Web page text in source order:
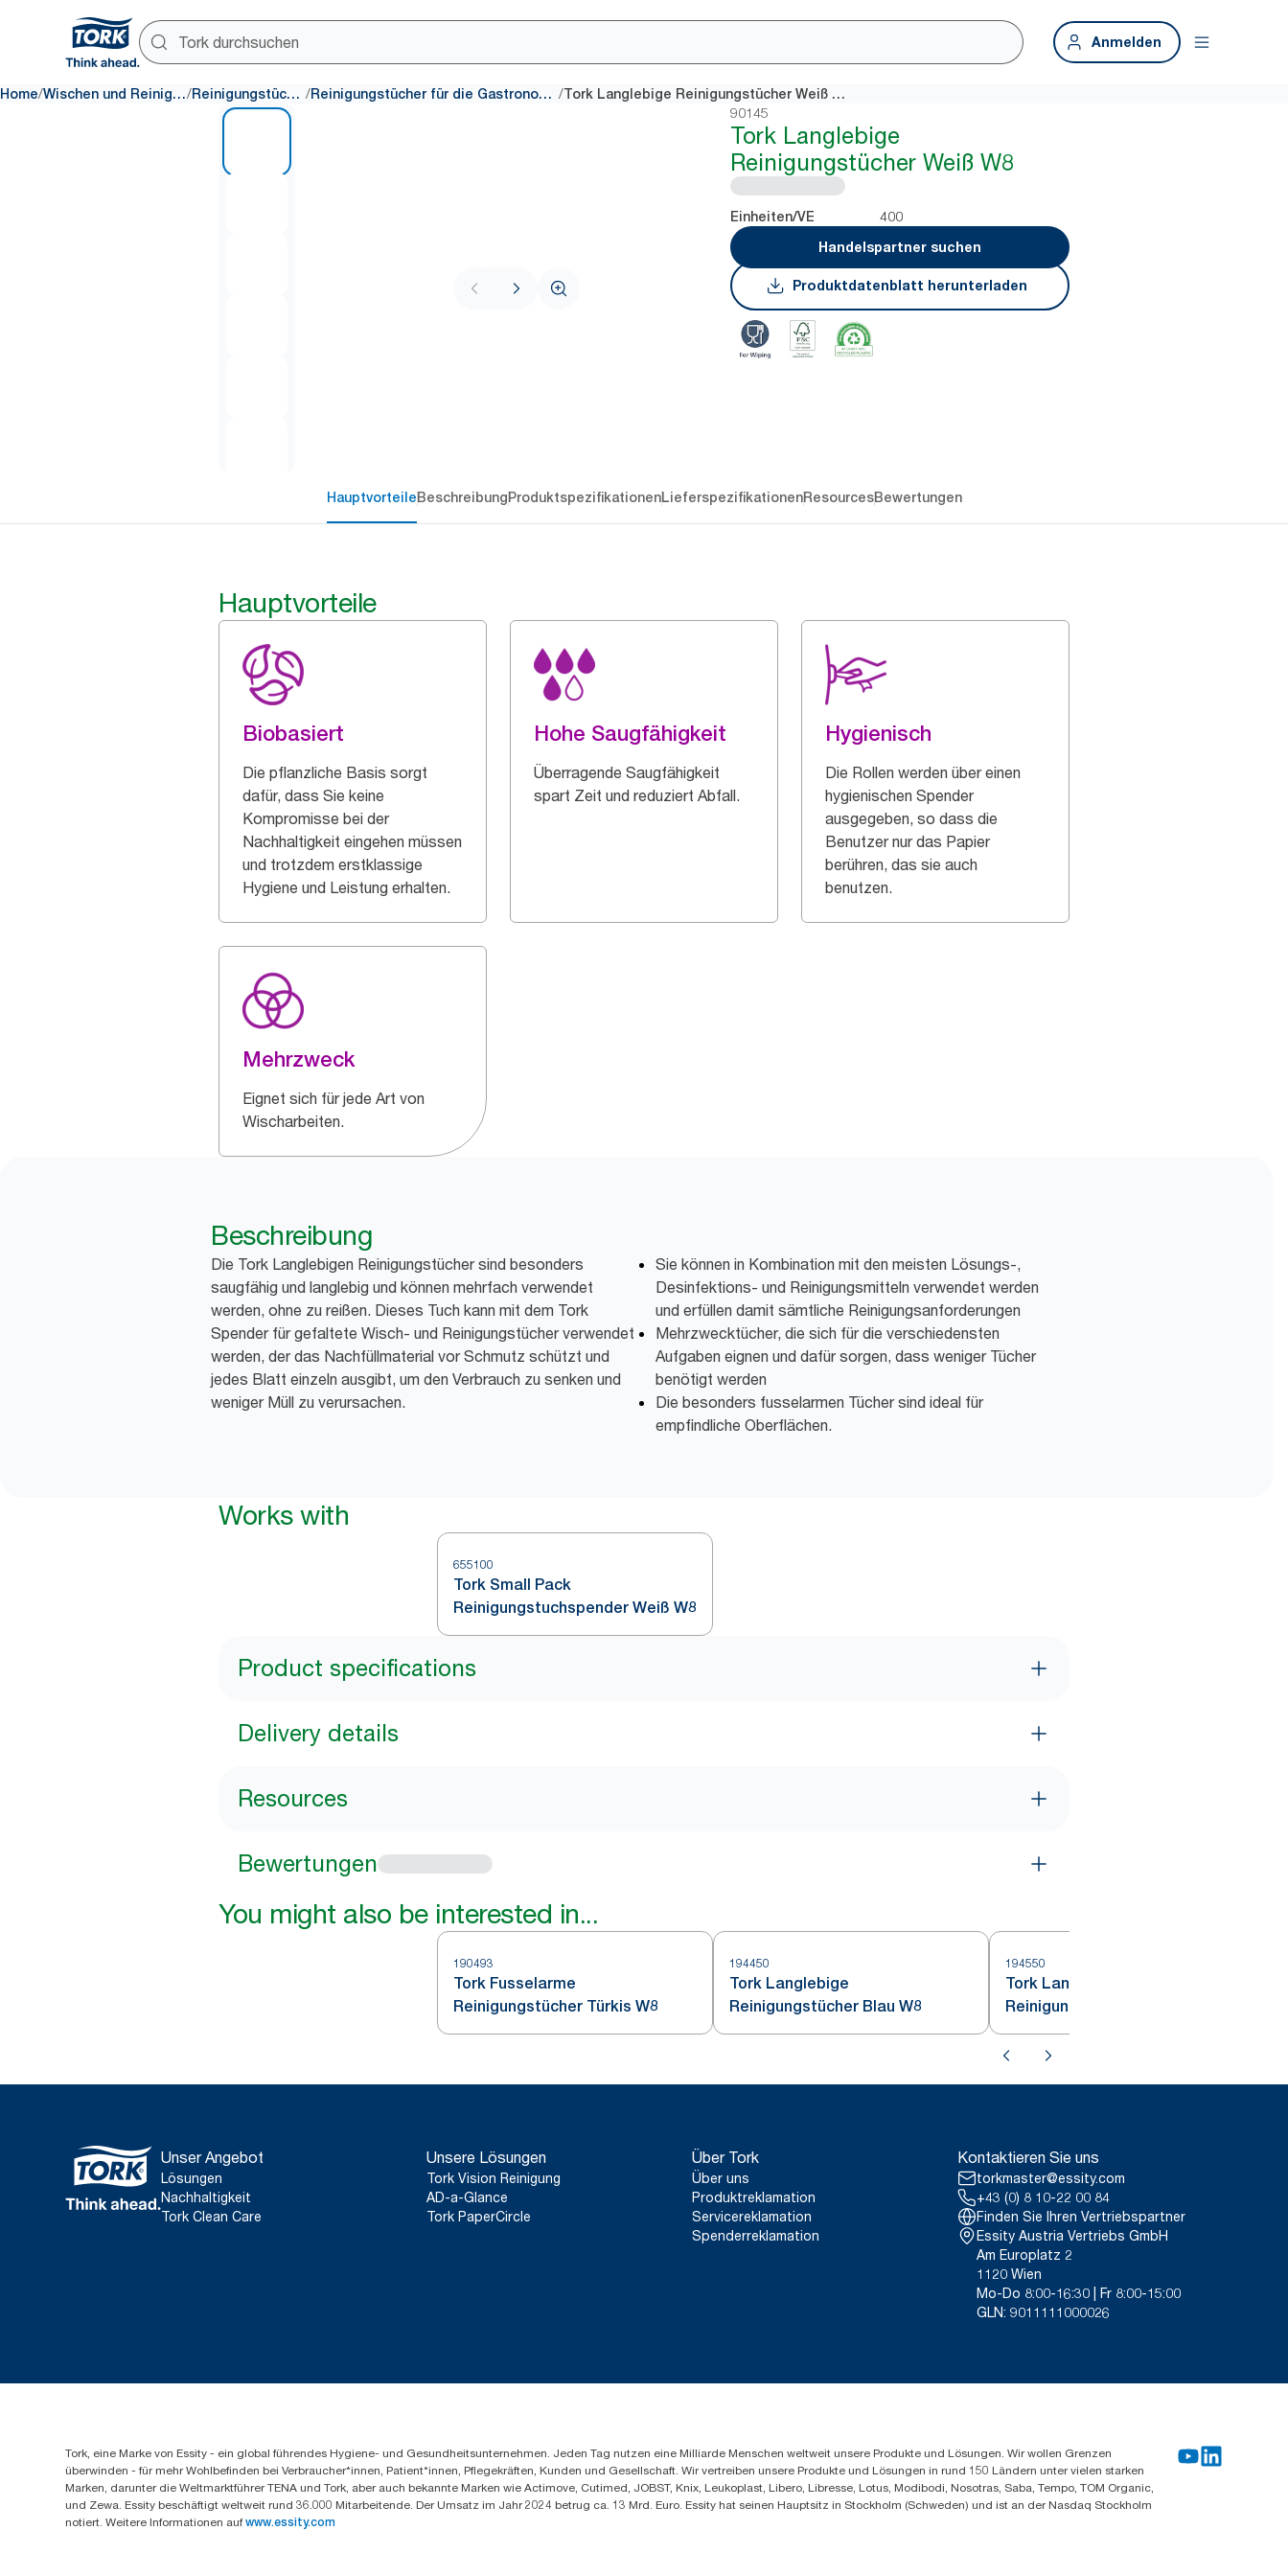
Anmelden
Home/ Wischen und Reinigen/ Reinigungstücher / Reinigungstücher für die Gastronomie / Tork Langlebige Reinigungstücher Weiß W8
90145
Tork Langlebige
Reinigungstücher Weiß W8
Einheiten/VE
400
Handelspartner suchen
Produktdatenblatt herunterladen
HauptvorteileBeschreibungProduktspezifikationenLieferspezifikationenResourcesBewertungen
Hauptvorteile
Biobasiert
Die pflanzliche Basis sorgt
dafür, dass Sie keine
Kompromisse bei der
Nachhaltigkeit eingehen müssen
und trotzdem erstklassige
Hygiene und Leistung erhalten.
Hohe Saugfähigkeit
Überragende Saugfähigkeit
spart Zeit und reduziert Abfall.
Hygienisch
Die Rollen werden über einen
hygienischen Spender
ausgegeben, so dass die
Benutzer nur das Papier
berühren, das sie auch
benutzen.
Mehrzweck
Eignet sich für jede Art von
Wischarbeiten.
Beschreibung
Die Tork Langlebigen Reinigungstücher sind besonders
saugfähig und langlebig und können mehrfach verwendet
werden, ohne zu reißen. Dieses Tuch kann mit dem Tork
Spender für gefaltete Wisch- und Reinigungstücher verwendet
werden, der das Nachfüllmaterial vor Schmutz schützt und
jedes Blatt einzeln ausgibt, um den Verbrauch zu senken und
weniger Müll zu verursachen.
Sie können in Kombination mit den meisten Lösungs-,
Desinfektions- und Reinigungsmitteln verwendet werden
und erfüllen damit sämtliche Reinigungsanforderungen
Mehrzwecktücher, die sich für die verschiedensten
Aufgaben eignen und dafür sorgen, dass weniger Tücher
benötigt werden
Die besonders fusselarmen Tücher sind ideal für
empfindliche Oberflächen.
Works with
655100
Tork Small Pack
Reinigungstuchspender Weiß W8
Product specifications
Delivery details
Resources
Bewertungen
You might also be interested in...
190493
Tork Fusselarme
Reinigungstücher Türkis W8
194450
Tork Langlebige
Reinigungstücher Blau W8
194550
Tork Langlebige
Reinigungstücher Grün W8
Unser Angebot
Lösungen
Nachhaltigkeit
Tork Clean Care
Unsere Lösungen
Tork Vision Reinigung
AD-a-Glance
Tork PaperCircle
Über Tork
Über uns
Produktreklamation
Servicereklamation
Spenderreklamation
Kontaktieren Sie uns
torkmaster@essity.com
+43 (0) 8 10-22 00 84
Finden Sie Ihren Vertriebspartner
Essity Austria Vertriebs GmbH
Am Europlatz 2
1120 Wien
Mo-Do 8:00-16:30 | Fr 8:00-15:00
GLN: 9011111000026
Tork, eine Marke von Essity - ein global führendes Hygiene- und Gesundheitsunternehmen. Jeden Tag nutzen eine Milliarde Menschen weltweit unsere Produkte und Lösungen. Wir wollen Grenzen
überwinden - für mehr Wohlbefinden bei Verbraucher*innen, Patient*innen, Pflegekräften, Kunden und Gesellschaft. Wir vertreiben unsere Produkte und Lösungen in rund 150 Ländern unter vielen starken
Marken, darunter die Weltmarktführer TENA und Tork, aber auch bekannte Marken wie Actimove, Cutimed, JOBST, Knix, Leukoplast, Libero, Libresse, Lotus, Modibodi, Nosotras, Saba, Tempo, TOM Organic,
und Zewa. Essity beschäftigt weltweit rund 36.000 Mitarbeitende. Der Umsatz im Jahr 2024 betrug ca. 13 Mrd. Euro. Essity hat seinen Hauptsitz in Stockholm (Schweden) und ist an der Nasdaq Stockholm
notiert. Weitere Informationen auf www.essity.com